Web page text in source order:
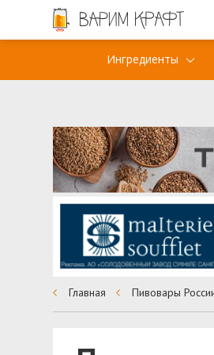
Ингредиенты
Главная Пивовары